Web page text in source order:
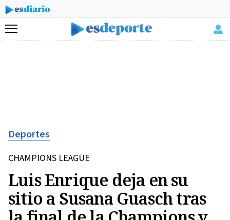
Menú
Deportes
CHAMPIONS LEAGUE
Luis Enrique deja en su
sitio a Susana Guasch tras